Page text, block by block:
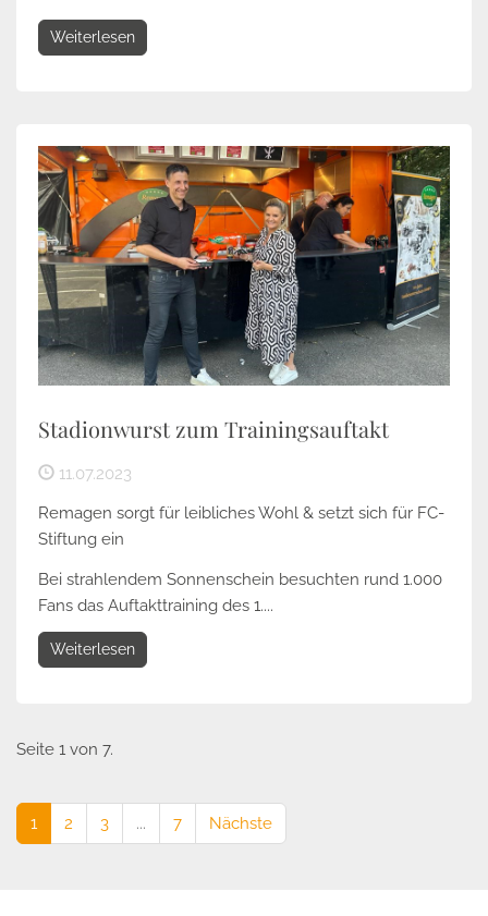
Weiterlesen
Stadionwurst zum Trainingsauftakt
11.07.2023
Remagen sorgt für leibliches Wohl & setzt sich für FC-
Stiftung ein
Bei strahlendem Sonnenschein besuchten rund 1.000
Fans das Auftakttraining des 1....
Weiterlesen
Seite 1 von 7.
1 2 3 ... 7 Nächste